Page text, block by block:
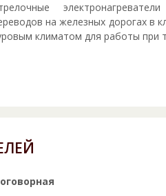
на железных дорогах в
климатом для работы при